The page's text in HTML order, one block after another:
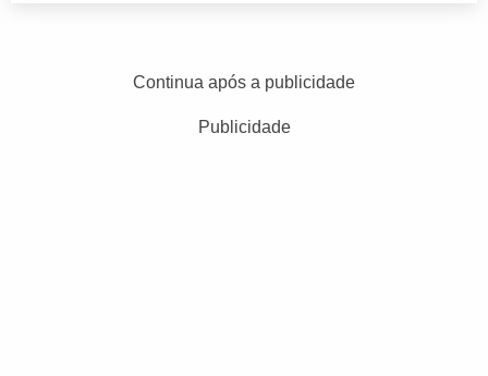
Continua após a publicidade
Publicidade